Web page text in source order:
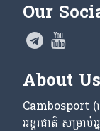
Our
About Us
Cambosport (
អន្តរជាតិ សម្រាប់